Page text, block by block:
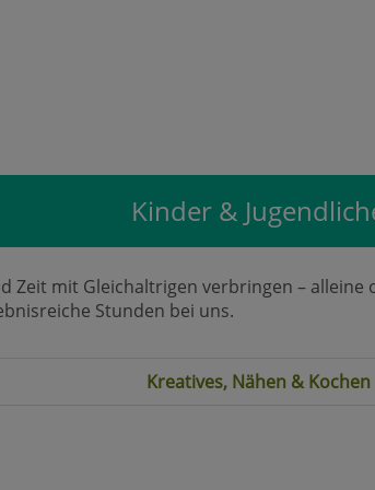
Kinder &
Zeit mit Gleichaltrigen verbringen –
Stunden bei uns.
Kreatives, Nähen & Kochen